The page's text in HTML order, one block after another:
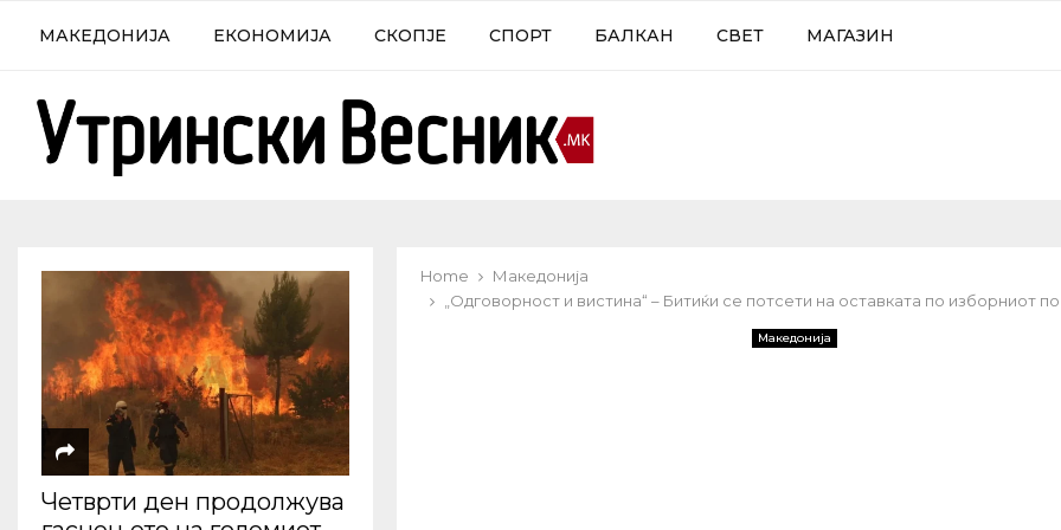
МАКЕДОНИЈА ЕКОНОМИЈА СКОПЈЕ СПОРТ БАЛКАН СВЕТ МАГАЗИН
Home
Македонија
„Одговорност и вистина“ – Битиќи се потсети на оставката по изборниот
Македонија
Четврти ден продолжува